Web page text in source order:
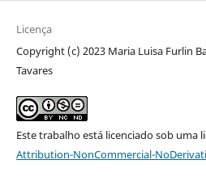
Licença
Copyright (c) 2023 Maria Luisa Furlin
Tavares
Este trabalho está licenciado sob uma
Attribution-NonCommercial-